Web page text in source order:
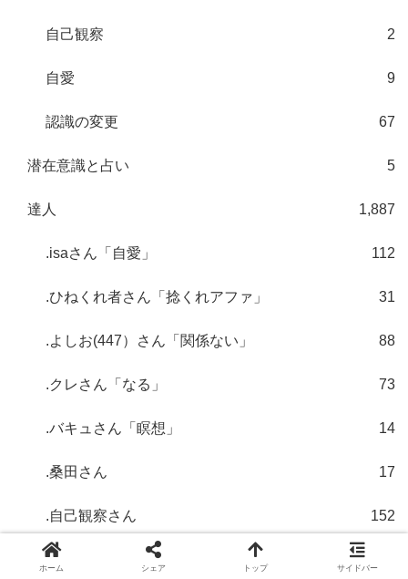
自己観察 2
自愛 9
認識の変更 67
潜在意識と占い 5
達人 1,887
.isaさん「自愛」 112
.ひねくれ者さん「捻くれアファ」 31
.よしお(447）さん「関係ない」 88
.クレさん「なる」 73
.バキュさん「瞑想」 14
.桑田さん 17
.自己観察さん 152
.詭弁さん
ホーム シェア トップ サイドバー